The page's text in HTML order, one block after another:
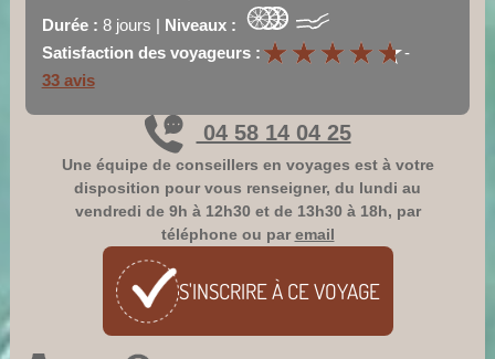
Durée : 8 jours | Niveaux :
Satisfaction des voyageurs :★
★★
★★
★★
★★
★-
33 avis
04 58 14 04 25
Une équipe de conseillers en voyages est à votre
disposition pour vous renseigner, du lundi au
vendredi de 9h à 12h30 et de 13h30 à 18h, par
téléphone ou paremail
S'INSCRIRE À CEVOYAGE